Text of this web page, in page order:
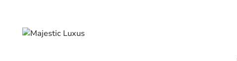
Slide 1 of 4